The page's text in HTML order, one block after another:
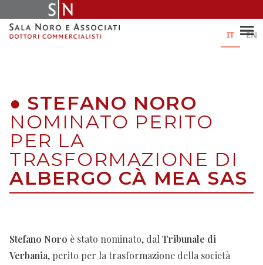
to
content
IT EN
● STEFANO NORO
NOMINATO PERITO
PER LA
TRASFORMAZIONE DI
ALBERGO CÀ MEA SAS
Stefano Noro è stato nominato, dal Tribunale di
Verbania, perito per la trasformazione della società